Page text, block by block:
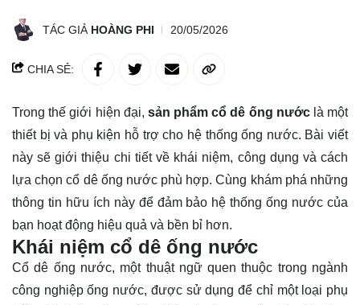
TÁC GIẢ HOÀNG PHI 20/05/2026
CHIA SẺ:
Trong thế giới hiện đại, sản phẩm cổ dê ống nướclà một
thiết bị và phụ kiện hỗ trợ cho hệ thống ống nước. Bài viết
này sẽ giới thiệu chi tiết về khái niệm, công dụng và cách
lựa chọn cổ dê ống nước phù hợp. Cùng khám phá những
thông tin hữu ích này để đảm bảo hệ thống ống nước của
bạn hoạt động hiệu quả và bền bỉ hơn.
Khái niệm cổ dê ống nước
Cổ dê ống nước, một thuật ngữ quen thuộc trong ngành
công nghiệp ống nước, được sử dụng để chỉ một loại phụ